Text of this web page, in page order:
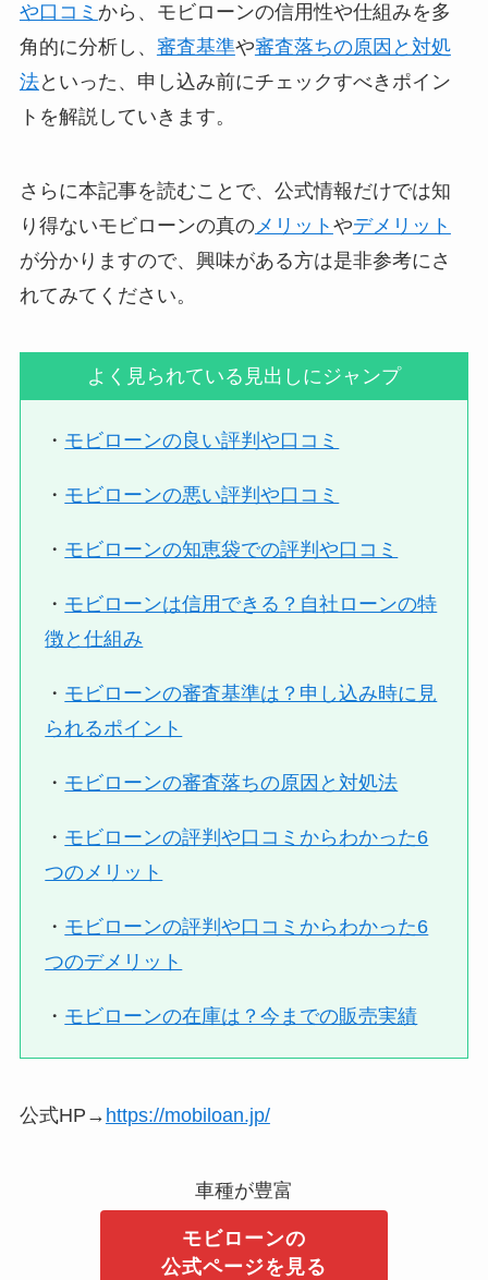
や口コミ から、モビローンの信用性や仕組みを多
角的に分析し、 審査基準や審査落ちの原因と対処
法といった、申し込み前にチェックすべきポイン
トを解説していきます。
さらに本記事を読むことで、公式情報だけでは知
り得ないモビローンの真のメリット やデメリット
が分かりますので、興味がある方は是非参考にさ
れてみてください。
よく見られている見出しにジャンプ
・ モビローンの良い評判や口コミ
・ モビローンの悪い評判や口コミ
・ モビローンの知恵袋での評判や口コミ
・ モビローンは信用できる？自社ローンの特
徴と仕組み
・ モビローンの審査基準は？申し込み時に見
られるポイント
・ モビローンの審査落ちの原因と対処法
・ モビローンの評判や口コミからわかった6
つのメリット
・ モビローンの評判や口コミからわかった6
つのデメリット
・ モビローンの在庫は？今までの販売実績
公式HP→ https://mobiloan.jp/
車種が豊富
モビローンの
公式ページを見る